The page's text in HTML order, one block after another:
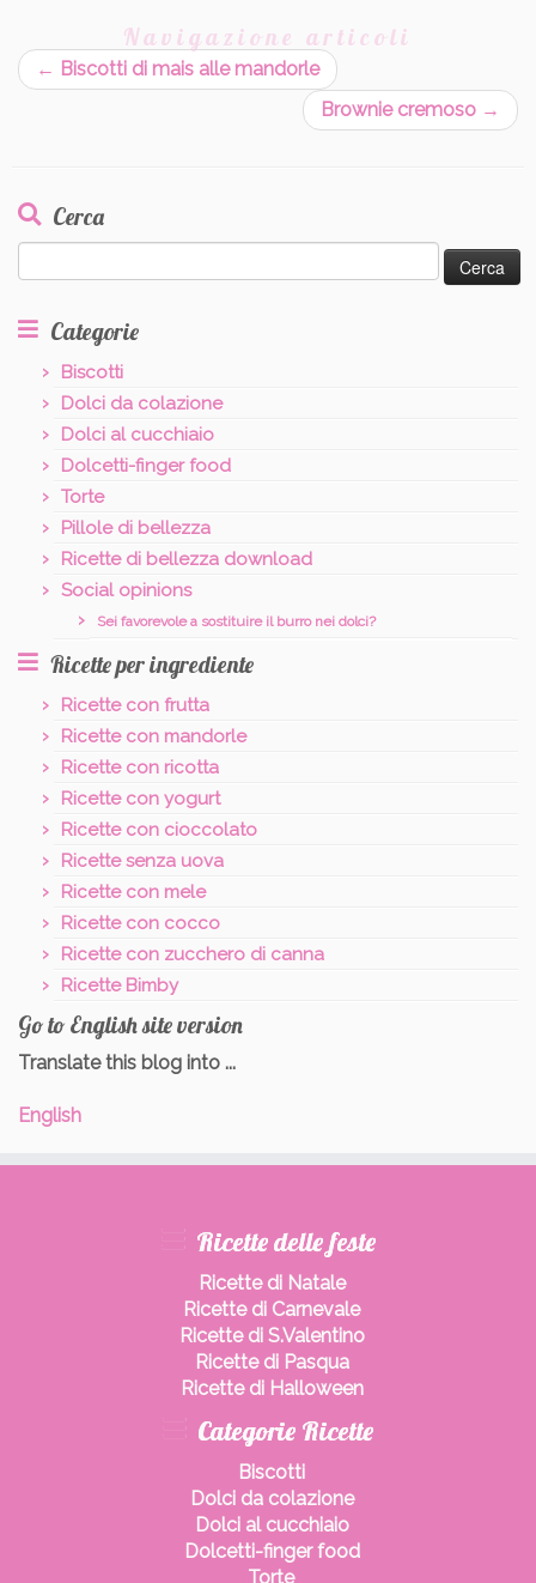
Navigazione articoli
← Biscotti di mais alle mandorle
Brownie cremoso →
Cerca
per:
Categorie
Biscotti
Dolci da colazione
Dolci al cucchiaio
Dolcetti-finger food
Torte
Pillole di bellezza
Ricette di bellezza download
Social opinions
Sei favorevole a sostituire il burro nei dolci?
Ricette per ingrediente
Ricette con frutta
Ricette con mandorle
Ricette con ricotta
Ricette con yogurt
Ricette con cioccolato
Ricette senza uova
Ricette con mele
Ricette con cocco
Ricette con zucchero di canna
Ricette Bimby
Go to English site version
Translate this blog into ...
English
Ricette delle feste
Ricette di Natale
Ricette di Carnevale
Ricette di S.Valentino
Ricette di Pasqua
Ricette di Halloween
Categorie Ricette
Biscotti
Dolci da colazione
Dolci al cucchiaio
Dolcetti-finger food
Torte